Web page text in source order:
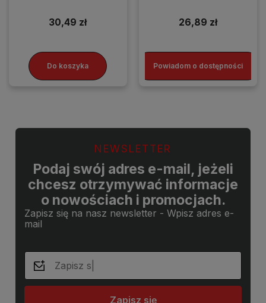
30,49 zł
Do koszyka
26,89 zł
Powiadom o dostępności
NEWSLETTER
Podaj swój adres e-mail, jeżeli
chcesz otrzymywać informacje
o nowościach i promocjach.
Zapisz się na nasz newsletter - Wpisz adres e-
mail
Zapisz się